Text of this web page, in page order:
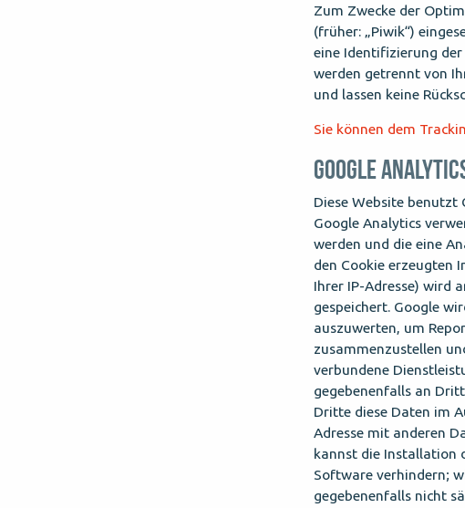
Zum Zwecke der
(früher: „Piwik“)
eine Identifizierung
werden getrennt von
und lassen keine
Sie können dem
GOOGLE
Diese Website benutzt
Google Analytics
werden und die eine
den Cookie erzeugten
Ihrer IP-Adresse) wird
gespeichert. Google
auszuwerten, um
zusammenzustellen
verbundene
gegebenenfalls an
Dritte diese Daten im
Adresse mit anderen
kannst die Installation
Software verhindern;
gegebenenfalls nicht